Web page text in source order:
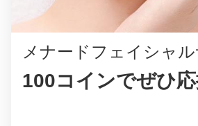
メナードフェイシャ
100コインでぜひ